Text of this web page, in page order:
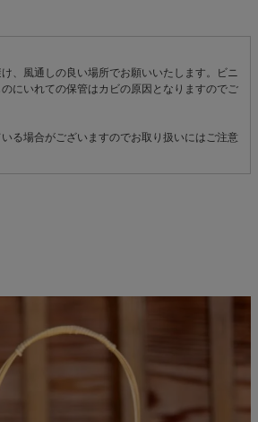
、風通しの良い場所でお願いいたします。ビニ
にいれての保管はカビの原因となりますのでご
る場合がございますのでお取り扱いにはご注意